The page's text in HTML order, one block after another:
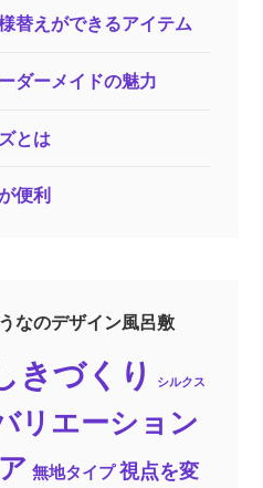
替えができるアイテム
ダーメイドの魅力
とは
便利
なのデザイン風呂敷
きづくり シルクス
リエーション
無地タイプ 視点を変